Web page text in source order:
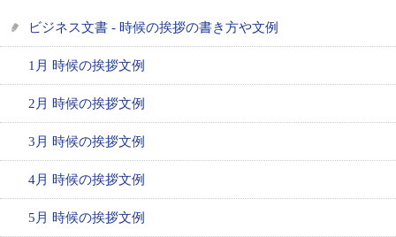
ビジネス文書 - 時候の挨拶の書き方や文例
1月 時候の挨拶文例
2月 時候の挨拶文例
3月 時候の挨拶文例
4月 時候の挨拶文例
5月 時候の挨拶文例